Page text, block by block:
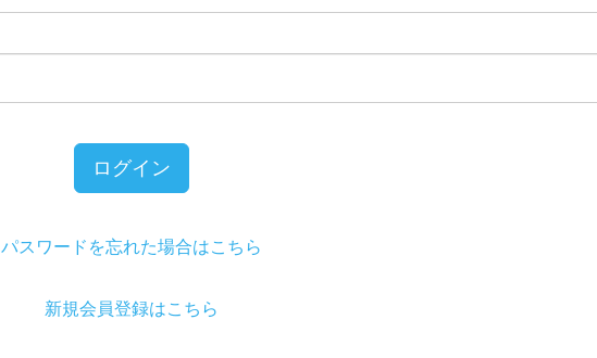
ログイン
パスワードを忘れた場合はこちら
新規会員登録はこちら